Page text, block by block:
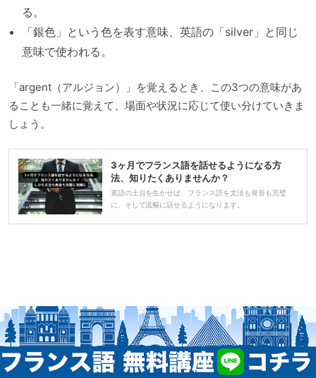
る。
「銀色」という色を表す意味、英語の「silver」と同じ
意味で使われる。
「argent（アルジョン）」を覚えるとき、この3つの意味があ
ることも一緒に覚えて、場面や状況に応じて使い分けていきま
しょう。
3ヶ月でフランス語を話せるようになる方
法、知りたくありませんか？
英語の土台を生かせば、フランス語を文法も発音も完璧
に、そして流暢に話せるようになります。